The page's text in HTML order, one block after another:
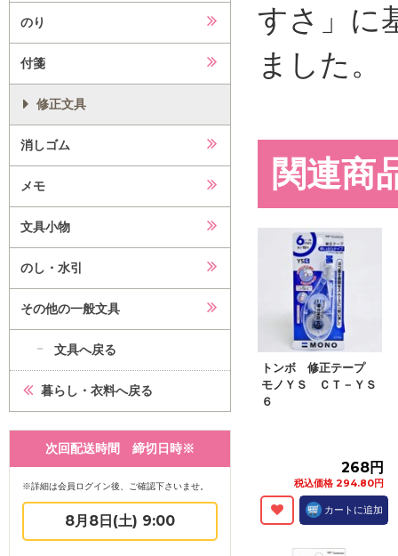
のり
付箋
修正文具
消しゴム
メモ
文具小物
のし・水引
その他の一般文具
文具へ戻る
暮らし・衣料へ戻る
次回配送時間 締切日時※
※詳細は会員ログイン後、ご確認下さいませ。
8月8日(土) 9:00
すさ」に
ました。
関連商
トンボ 修正テープ
モノＹＳ ＣＴ－ＹＳ
６
268円
税込価格 294.80円
カートに追加